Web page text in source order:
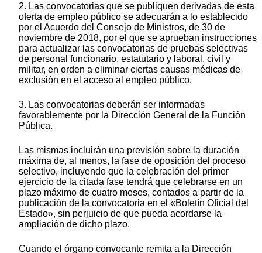
2. Las convocatorias que se publiquen derivadas de esta
oferta de empleo público se adecuarán a lo establecido
por el Acuerdo del Consejo de Ministros, de 30 de
noviembre de 2018, por el que se aprueban instrucciones
para actualizar las convocatorias de pruebas selectivas
de personal funcionario, estatutario y laboral, civil y
militar, en orden a eliminar ciertas causas médicas de
exclusión en el acceso al empleo público.
3. Las convocatorias deberán ser informadas
favorablemente por la Dirección General de la Función
Pública.
Las mismas incluirán una previsión sobre la duración
máxima de, al menos, la fase de oposición del proceso
selectivo, incluyendo que la celebración del primer
ejercicio de la citada fase tendrá que celebrarse en un
plazo máximo de cuatro meses, contados a partir de la
publicación de la convocatoria en el «Boletín Oficial del
Estado», sin perjuicio de que pueda acordarse la
ampliación de dicho plazo.
Cuando el órgano convocante remita a la Dirección